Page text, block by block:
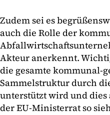
Zudem sei es
auch die Rolle der
Akteur anerkennt.
die gesamte kommunal-
Sammelstruktur durch
unterstützt wird und
der EU-Ministerrat so